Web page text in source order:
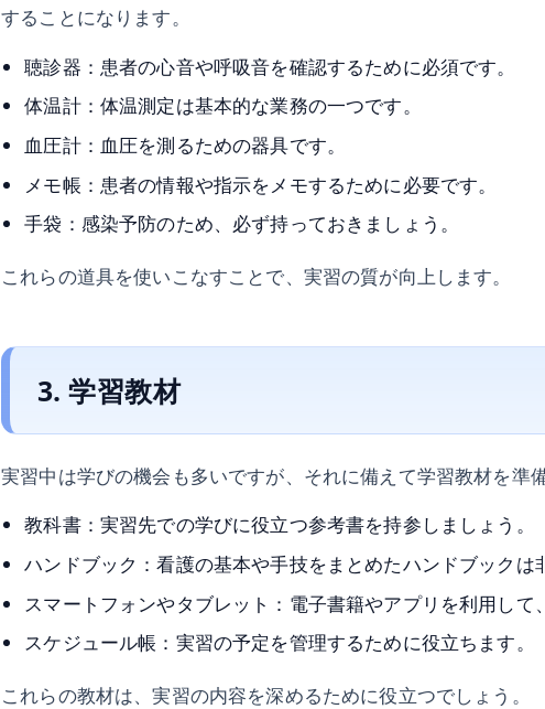
することになります。
聴診器：患者の心音や呼吸音を確認するために必須です。
体温計：体温測定は基本的な業務の一つです。
血圧計：血圧を測るための器具です。
メモ帳：患者の情報や指示をメモするために必要です。
手袋：感染予防のため、必ず持っておきましょう。
これらの道具を使いこなすことで、実習の質が向上します。
3. 学習教材
実習中は学びの機会も多いですが、それに備えて学習教材を準
教科書：実習先での学びに役立つ参考書を持参しましょう。
ハンドブック：看護の基本や手技をまとめたハンドブックは
スマートフォンやタブレット：電子書籍やアプリを利用して
スケジュール帳：実習の予定を管理するために役立ちます。
これらの教材は、実習の内容を深めるために役立つでしょう。